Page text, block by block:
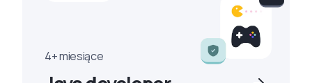
4+ miesiące